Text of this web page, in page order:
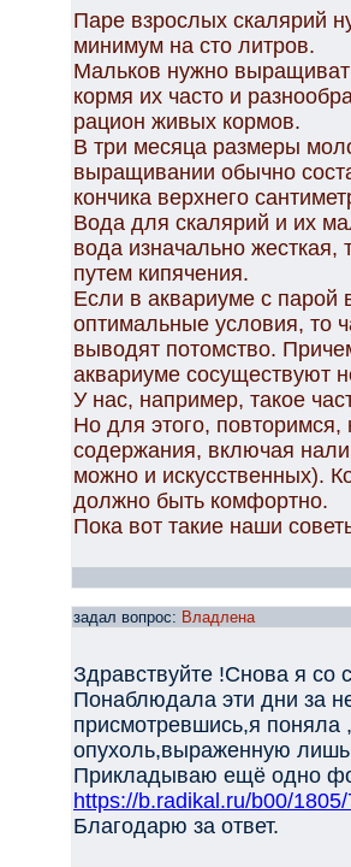
Паре взрослых скалярий
минимум на сто литров.
Мальков нужно
кормя их часто и
рацион живых кормов.
В три месяца размеры
выращивании обычно
кончика верхнего
Вода для скалярий и их
вода изначально жесткая,
путем кипячения.
Если в аквариуме с парой
оптимальные условия, то
выводят потомство.
аквариуме сосуществуют
У нас, например, такое
Но для этого,
содержания, включая
можно и искусственных).
должно быть комфортно.
Пока вот такие наши
задал вопрос: Владлена
Здравствуйте !Снова я со
Понаблюдала эти дни за
присмотревшись,я поняла
опухоль,выраженную
Прикладываю ещё одно
https://b.radikal.ru/b00/
Благодарю за ответ.